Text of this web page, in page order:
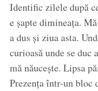
Identific zilele după
e șapte dimineața.
a dus și ziua asta.
curioasă unde se duc
mă năucește. Lipsa
Prezența într-un bloc